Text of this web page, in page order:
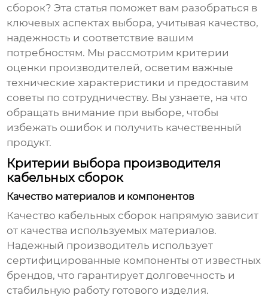
сборок? Эта статья поможет вам разобраться в
ключевых аспектах выбора, учитывая качество,
надежность и соответствие вашим
потребностям. Мы рассмотрим критерии
оценки производителей, осветим важные
технические характеристики и предоставим
советы по сотрудничеству. Вы узнаете, на что
обращать внимание при выборе, чтобы
избежать ошибок и получить качественный
продукт.
Критерии выбора производителя
кабельных сборок
Качество материалов и компонентов
Качество кабельных сборок напрямую зависит
от качества используемых материалов.
Надежный производитель использует
сертифицированные компоненты от известных
брендов, что гарантирует долговечность и
стабильную работу готового изделия.